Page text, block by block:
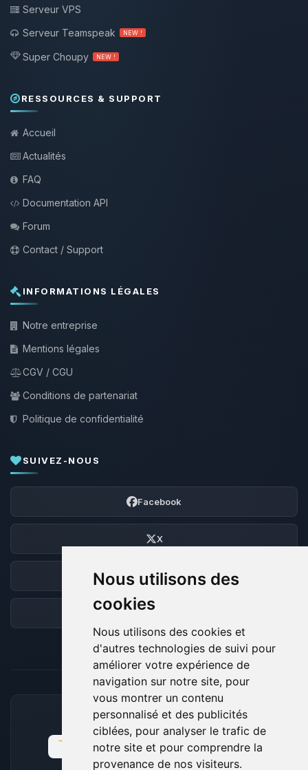
Nous utilisons des
cookies
Nous utilisons des cookies et
d'autres technologies de suivi pour
améliorer votre expérience de
navigation sur notre site, pour
vous montrer un contenu
personnalisé et des publicités
ciblées, pour analyser le trafic de
notre site et pour comprendre la
provenance de nos visiteurs.
Serveur VPS
Serveur Teamspeak
NEW !
Super Choupy NEW !
RESSOURCES & SUPPORT
Accueil
Actualités
FAQ
Documentation API
Forum
Contact / Support
INFORMATIONS LÉGALES
Notre entreprise
Mentions légales
CGV / CGU
Conditions de partenariat
Politique de confidentialité
SUIVEZ-NOUS
Facebook
X
Discord
Forum
MOYENS DE PAIEMENT ACCEPTÉS